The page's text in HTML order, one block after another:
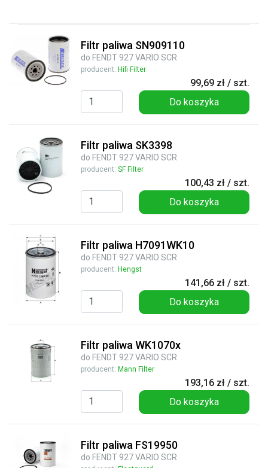
Filtr paliwa SN909110
do FENDT 927 VARIO SCR
producent: Hifi Filter
99,69 zł / szt.
Do koszyka
Filtr paliwa SK3398
do FENDT 927 VARIO SCR
producent: SF Filter
100,43 zł / szt.
Do koszyka
Filtr paliwa H7091WK10
do FENDT 927 VARIO SCR
producent: Hengst
141,66 zł / szt.
Do koszyka
Filtr paliwa WK1070x
do FENDT 927 VARIO SCR
producent: Mann Filter
193,16 zł / szt.
Do koszyka
Filtr paliwa FS19950
do FENDT 927 VARIO SCR